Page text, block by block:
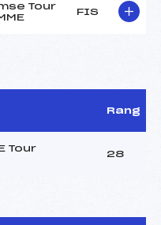
Tour
FIS
Rang
Tour
28